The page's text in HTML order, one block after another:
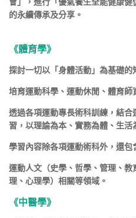
會」，進行「優氣養生全能健康
的永續傳承及分享。
《體育學》
探討一切以「身體活動」為基礎的
培育運動科學、運動休閒、體育師
透過各項運動專長術科訓練，結
習，以理論為本、實務為體、生活
學習內容除各項運動術科外，還包
運動人文（史學、哲學、管理、
理、心理學）相關等領域。
《中醫學》